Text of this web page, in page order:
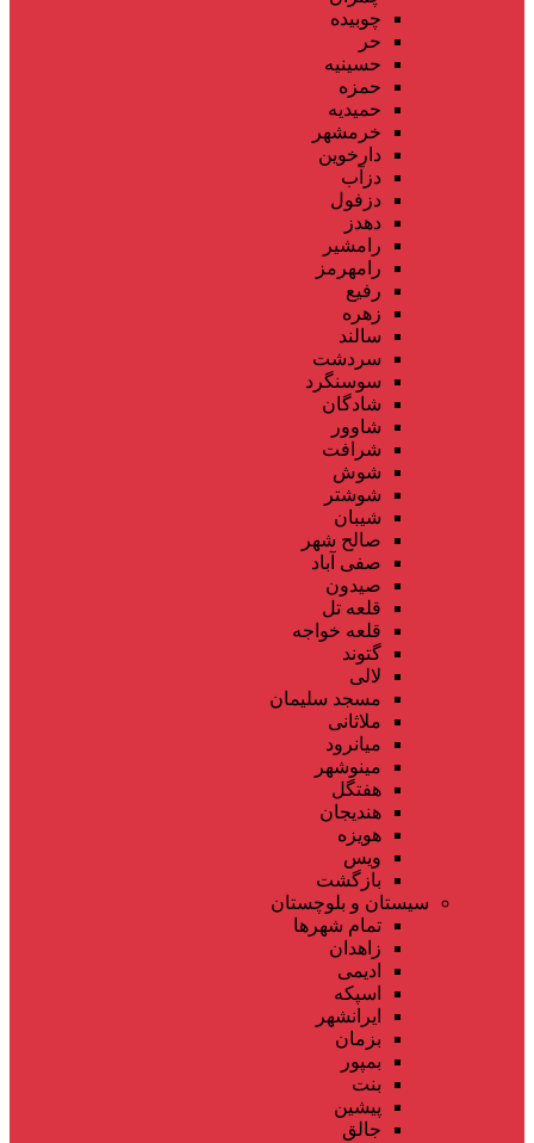
چوبیده
حر
حسینیه
حمزه
حمیدیه
خرمشهر
دارخوین
دزآب
دزفول
دهدز
رامشیر
رامهرمز
رفیع
زهره
سالند
سردشت
سوسنگرد
شادگان
شاوور
شرافت
شوش
شوشتر
شیبان
صالح شهر
صفی آباد
صیدون
قلعه تل
قلعه خواجه
گتوند
لالی
مسجد سلیمان
ملاثانی
میانرود
مینوشهر
هفتگل
هندیجان
هویزه
ویس
بازگشت
سیستان و بلوچستان
تمام شهر‌ها
زاهدان
ادیمی
اسپکه
ایرانشهر
بزمان
بمپور
بنت
پیشین
جالق